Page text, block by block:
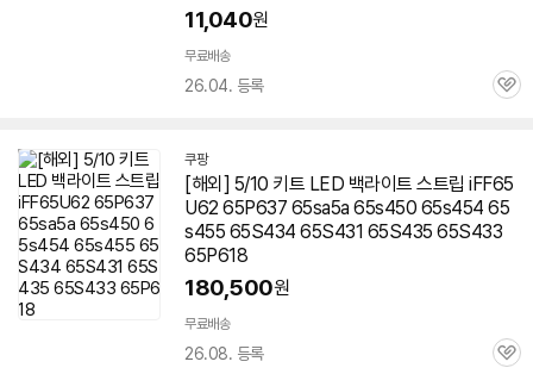
11,040원
무료배송
26.04. 등록
관
쿠팡
[해외] 5/10 키트 LED 백라이트 스트립 iFF65
U62 65P637 65sa5a 65s450 65s454 65
s455 65S434 65S431 65S435 65S433
65P618
180,500원
무료배송
26.08. 등록
관